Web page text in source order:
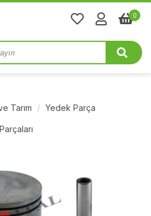
0
Tarım Yedek Parça